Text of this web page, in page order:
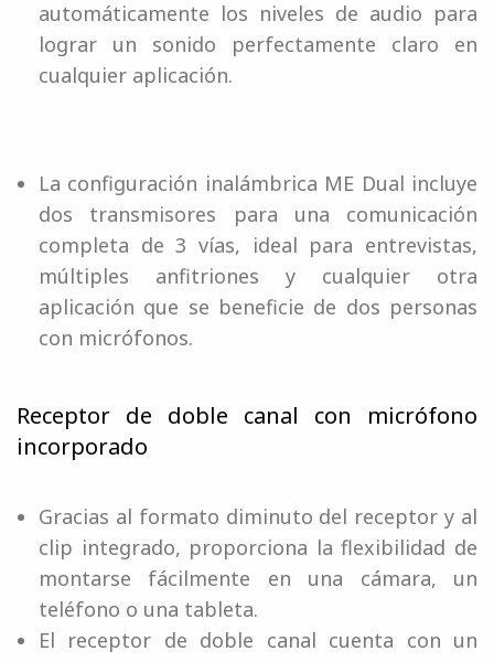
automáticamente los niveles de audio para
lograr un sonido perfectamente claro en
cualquier aplicación.
La configuración inalámbrica ME Dual incluye
dos transmisores para una comunicación
completa de 3 vías, ideal para entrevistas,
múltiples anfitriones y cualquier otra
aplicación que se beneficie de dos personas
con micrófonos.
Receptor de doble canal con micrófono
incorporado
Gracias al formato diminuto del receptor y al
clip integrado, proporciona la flexibilidad de
montarse fácilmente en una cámara, un
teléfono o una tableta.
El receptor de doble canal cuenta con un